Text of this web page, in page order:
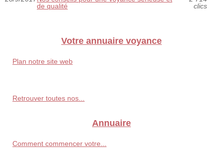
de qualité
clics
Votre annuaire voyance
Plan notre site web
Retrouver toutes nos...
Annuaire
Comment commencer votre...